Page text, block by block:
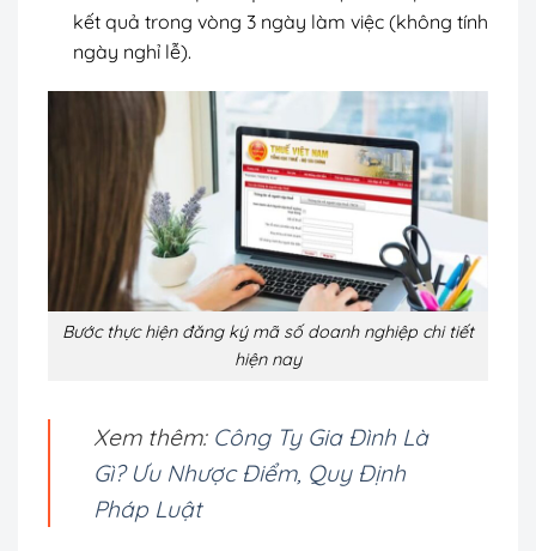
kết quả trong vòng 3 ngày làm việc (không tính
ngày nghỉ lễ).
Bước thực hiện đăng ký mã số doanh nghiệp chi tiết
hiện nay
Xem thêm: Công Ty Gia Đình Là
Gì? Ưu Nhược Điểm, Quy Định
Pháp Luật